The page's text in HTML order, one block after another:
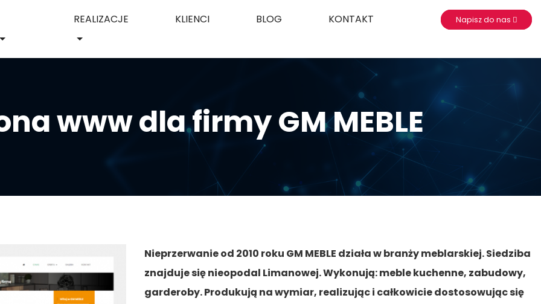
REALIZACJE KLIENCI BLOG KONTAKT Napisz do nas
www dla firmy GM MEBLE
Nieprzerwanie od 2010 roku GM MEBLE działa w branży meblarskiej. Siedziba
znajduje się nieopodal Limanowej. Wykonują: meble kuchenne, zabudowy,
garderoby. Produkują na wymiar, realizując i całkowicie dostosowując się